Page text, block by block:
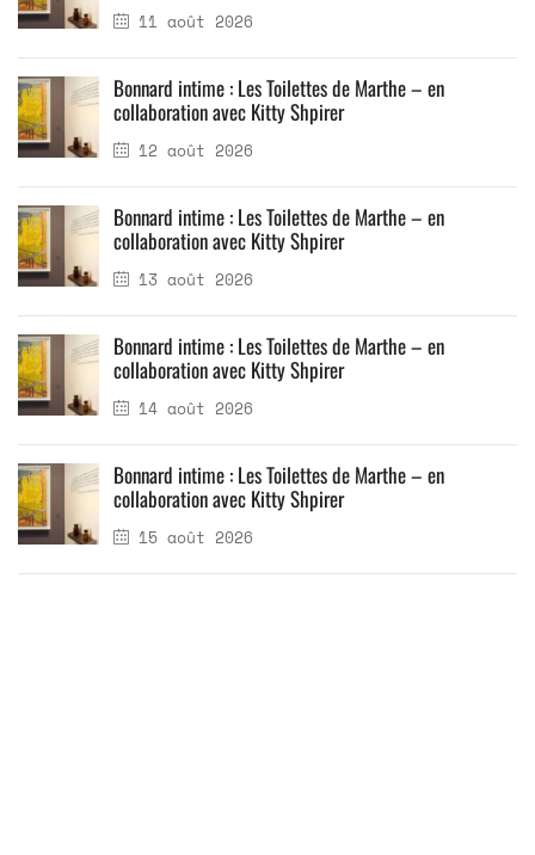
11 août 2026
12 août 2026
Bonnard intime : Les Toilettes de Marthe – en
collaboration avec Kitty Shpirer
13 août 2026
Bonnard intime : Les Toilettes de Marthe – en
collaboration avec Kitty Shpirer
14 août 2026
Bonnard intime : Les Toilettes de Marthe – en
collaboration avec Kitty Shpirer
15 août 2026
Bonnard intime : Les Toilettes de Marthe – en
collaboration avec Kitty Shpirer